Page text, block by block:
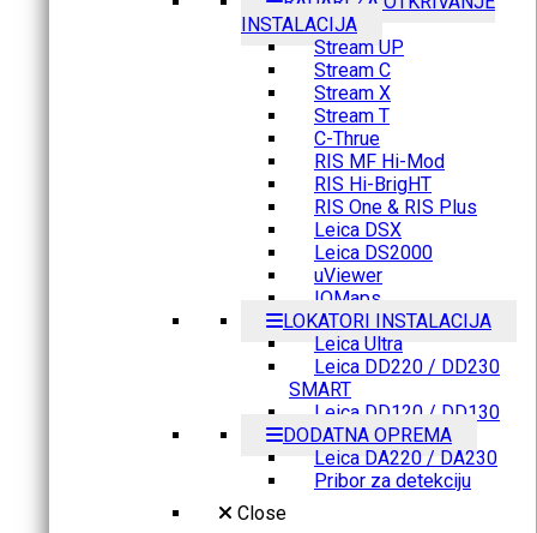
INSTALACIJA
Stream UP
Stream C
Stream X
Stream T
C-Thrue
RIS MF Hi-Mod
RIS Hi-BrigHT
RIS One & RIS Plus
Leica DSX
Leica DS2000
uViewer
IQMaps
LOKATORI INSTALACIJA
Leica Ultra
Leica DD220 / DD230
SMART
Leica DD120 / DD130
DODATNA OPREMA
Leica DA220 / DA230
Pribor za detekciju
Close